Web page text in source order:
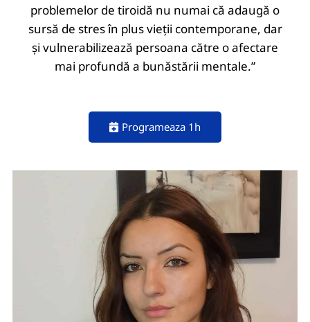
problemelor de tiroidă nu numai că adaugă o
sursă de stres în plus vieții contemporane, dar
și vulnerabilizează persoana către o afectare
mai profundă a bunăstării mentale.”
Programeaza 1h